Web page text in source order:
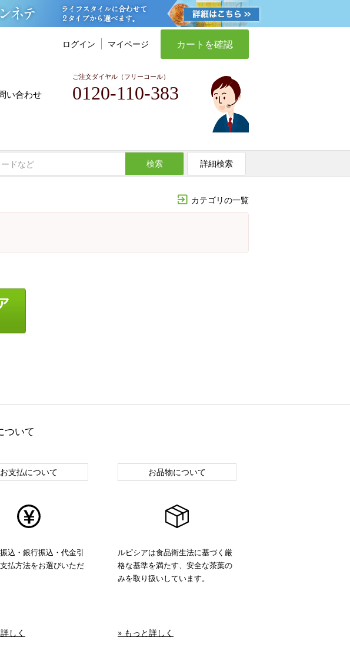
ログイン マイページ カートを確認
い合わせ
ご注文ダイヤル（フリーコール）
0120-110-383
検索 詳細検索
カテゴリの一覧
ついて
お支払について
込・銀行振込・代金引
払方法をお選びいただ
しく
お品物について
ルピシアは食品衛生法に基づく厳
格な基準を満たす、安全な茶葉の
みを取り扱いしています。
» もっと詳しく